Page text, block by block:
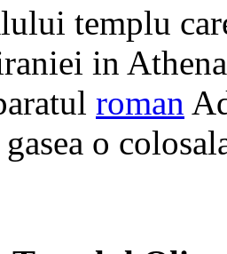
templu
in
roman
o